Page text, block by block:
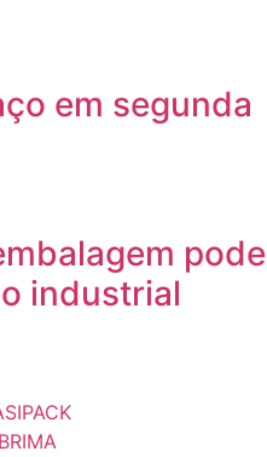
em segunda
pode
industrial